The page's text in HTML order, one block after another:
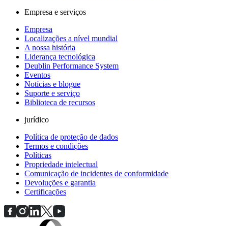
Empresa e serviços
Empresa
Localizações a nível mundial
A nossa história
Liderança tecnológica
Deublin Performance System
Eventos
Notícias e blogue
Suporte e serviço
Biblioteca de recursos
jurídico
Política de proteção de dados
Termos e condições
Políticas
Propriedade intelectual
Comunicação de incidentes de conformidade
Devoluções e garantia
Certificações